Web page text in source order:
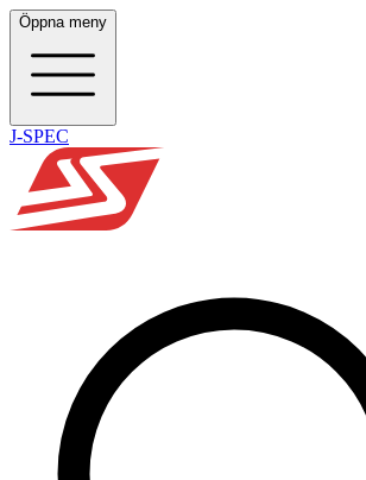
Öppna meny
J-SPEC